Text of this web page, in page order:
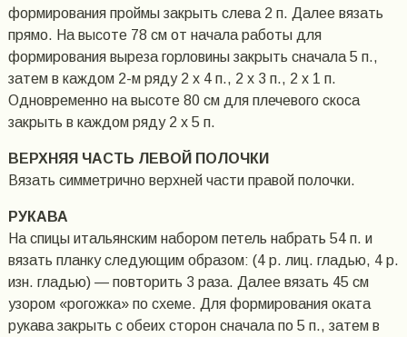
формирования проймы закрыть слева 2 п. Далее вязать
прямо. На высоте 78 см от начала работы для
формирования выреза горловины закрыть сначала 5 п.,
затем в каждом 2-м ряду 2 х 4 п., 2 х 3 п., 2 х 1 п.
Одновременно на высоте 80 см для плечевого скоса
закрыть в каждом ряду 2 х 5 п.
ВЕРХНЯЯ ЧАСТЬ ЛЕВОЙ ПОЛОЧКИ
Вязать симметрично верхней части правой полочки.
РУКАВА
На спицы итальянским набором петель набрать 54 п. и
вязать планку следующим образом: (4 р. лиц. гладью, 4 р.
изн. гладью) — повторить 3 раза. Далее вязать 45 см
узором «рогожка» по схеме. Для формирования оката
рукава закрыть с обеих сторон сначала по 5 п., затем в